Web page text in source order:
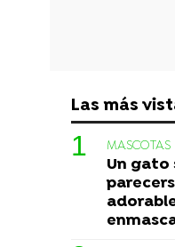
Las más
MASCOTAS
Un gato